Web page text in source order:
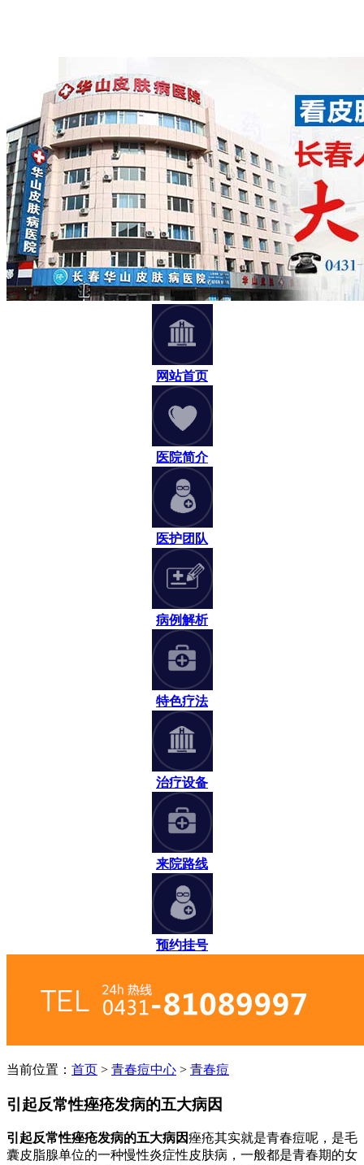
网站首页
医院简介
医护团队
病例解析
特色疗法
治疗设备
来院路线
预约挂号
当前位置： 首页 > 青春痘中心 > 青春痘
引起反常性痤疮发病的五大病因
引起反常性痤疮发病的五大病因痤疮其实就是青春痘呢，是毛
囊皮脂腺单位的一种慢性炎症性皮肤病，一般都是青春期的女